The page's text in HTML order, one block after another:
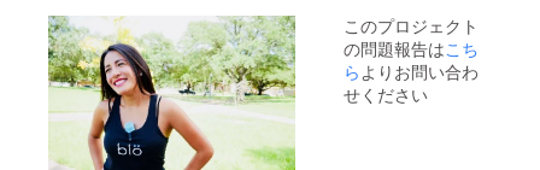
このプロジェクト
の問題報告はこち
らよりお問い合わ
せください